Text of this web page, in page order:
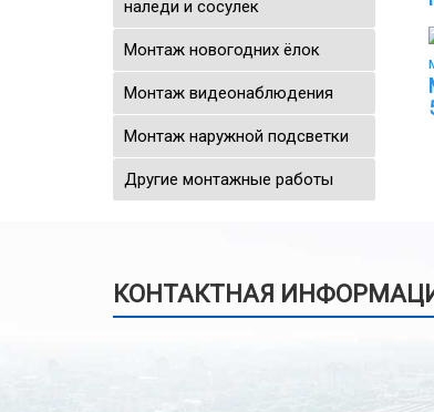
наледи и сосулек
Монтаж новогодних ёлок
Монтаж видеонаблюдения
Монтаж наружной подсветки
Другие монтажные работы
КОНТАКТНАЯ